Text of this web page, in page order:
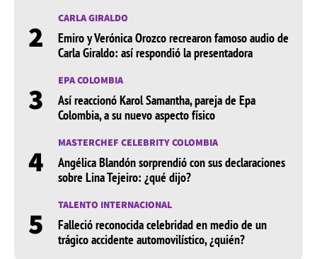
2 CARLA GIRALDO
Emiro y Verónica Orozco recrearon famoso audio de
Carla Giraldo: así respondió la presentadora
3 EPA COLOMBIA
Así reaccionó Karol Samantha, pareja de Epa
Colombia, a su nuevo aspecto físico
4 MASTERCHEF CELEBRITY COLOMBIA
Angélica Blandón sorprendió con sus declaraciones
sobre Lina Tejeiro: ¿qué dijo?
5 TALENTO INTERNACIONAL
Falleció reconocida celebridad en medio de un
trágico accidente automovilístico, ¿quién?